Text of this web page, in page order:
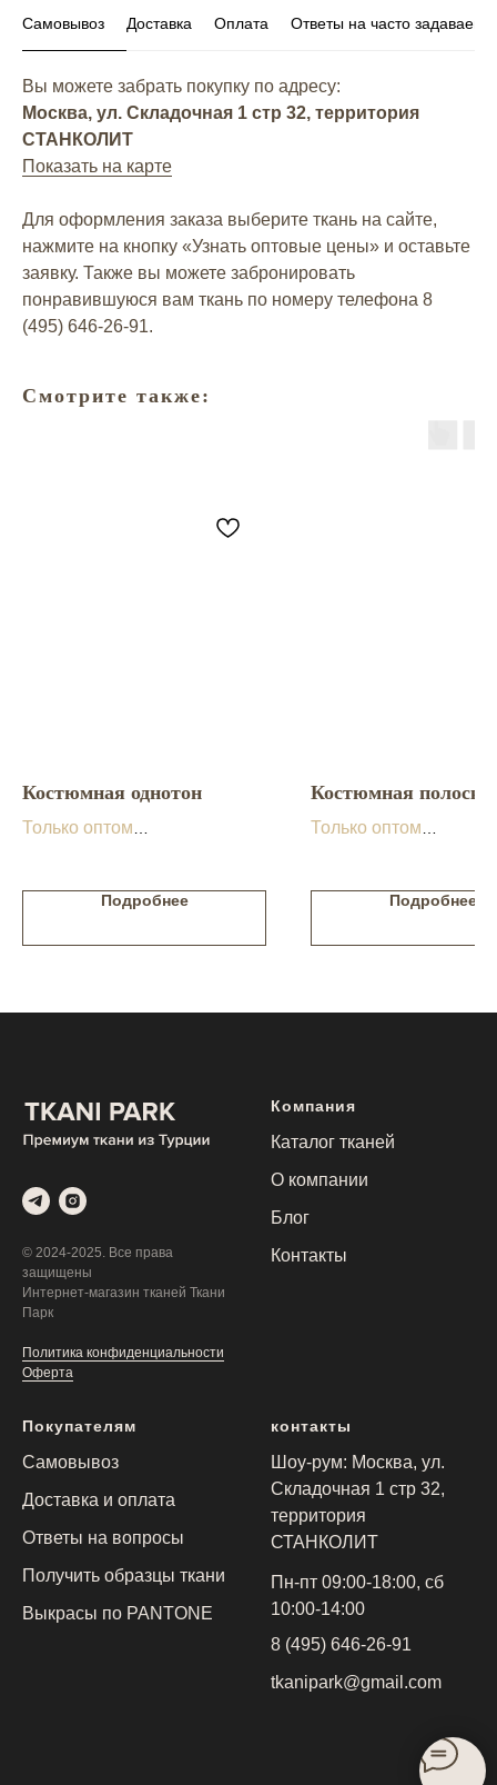
Самовывоз Доставка Оплата Ответы на часто
Вы можете забрать покупку по адресу:
Москва, ул. Складочная 1 стр 32, территория
СТАНКОЛИТ
Показать на карте
Для оформления заказа выберите ткань на сайте,
нажмите на кнопку «Узнать оптовые цены» и оставьте
заявку. Также вы можете забронировать
понравившуюся вам ткань по номеру телефона 8
(495) 646-26-91.
Смотрите также:
Костюмная однотон
Только оптом
Подробнее
Костюмная полоска
Только оптом
Подробнее
© 2024-2025. Все права
защищены
Интернет-магазин тканей Ткани
Парк
Политика конфиденциальности
Оферта
Компания
Каталог тканей
О компании
Блог
Контакты
Покупателям
Самовывоз
Доставка и оплата
Ответы на вопросы
Получить образцы ткани
Выкрасы по PANTONE
контакты
Шоу-рум: Москва, ул.
Складочная 1 стр 32,
территория
СТАНКОЛИТ
Пн-пт 09:00-18:00, сб
10:00-14:00
8 (495) 646-26-91
tkanipark@gmail.com